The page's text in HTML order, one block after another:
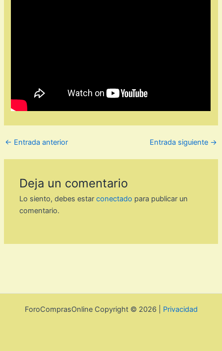
← Entrada anterior Entrada siguiente →
Deja un comentario
Lo siento, debes estarconectado para publicar un
comentario.
ForoComprasOnline Copyright © 2026 | Privacidad